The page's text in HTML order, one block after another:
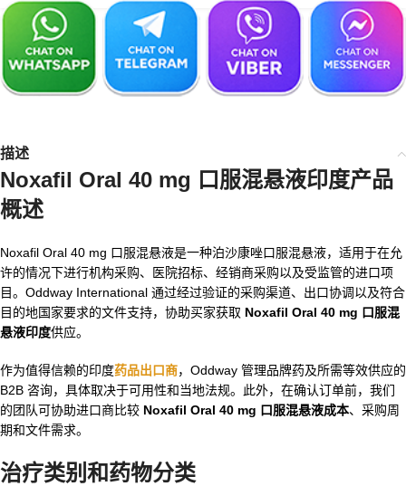
描述
Noxafil Oral 40 mg 口服混悬液印度产品
概述
Noxafil Oral 40 mg 口服混悬液是一种泊沙康唑口服混悬液，适用于在允
许的情况下进行机构采购、医院招标、经销商采购以及受监管的进口项
目。Oddway International 通过经过验证的采购渠道、出口协调以及符合
目的地国家要求的文件支持，协助买家获取 Noxafil Oral 40 mg 口服混
悬液印度供应。
作为值得信赖的印度药品出口商，Oddway 管理品牌药及所需等效供应的
B2B 咨询，具体取决于可用性和当地法规。此外，在确认订单前，我们
的团队可协助进口商比较 Noxafil Oral 40 mg 口服混悬液成本、采购周
期和文件需求。
治疗类别和药物分类